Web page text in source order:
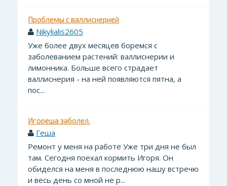
Проблемы с валлиснерией
Nikylialis2605
Уже более двух месяцев боремся с
заболеванием растений: валлиснерии и
лимонника. Больше всего страдает
валлиснерия - на ней появляются пятна, а
пос...
Игореша заболел.
Геша
Ремонт у меня на работе Уже три дня не был
там. Сегодня поехал кормить Игоря. Он
обиделся на меня в последнюю нашу встречю
и весь день со мной не р...